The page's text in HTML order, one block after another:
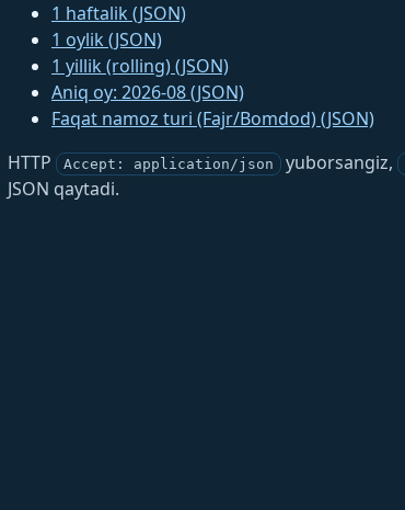
1 haftalik (JSON)
1 oylik (JSON)
1 yillik (rolling) (JSON)
Aniq oy: 2026-08 (JSON)
Faqat namoz turi (Fajr/Bomdod) (JSON)
HTTP
Accept: application/json yuborsangiz,
JSON qaytadi.